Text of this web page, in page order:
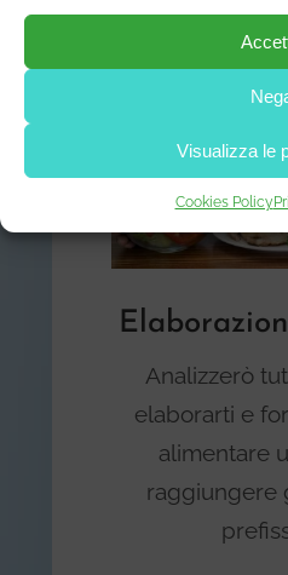
Visualizza le
Cookies Policy
Analizzerò
elaborarti e
alimentare
raggiungere